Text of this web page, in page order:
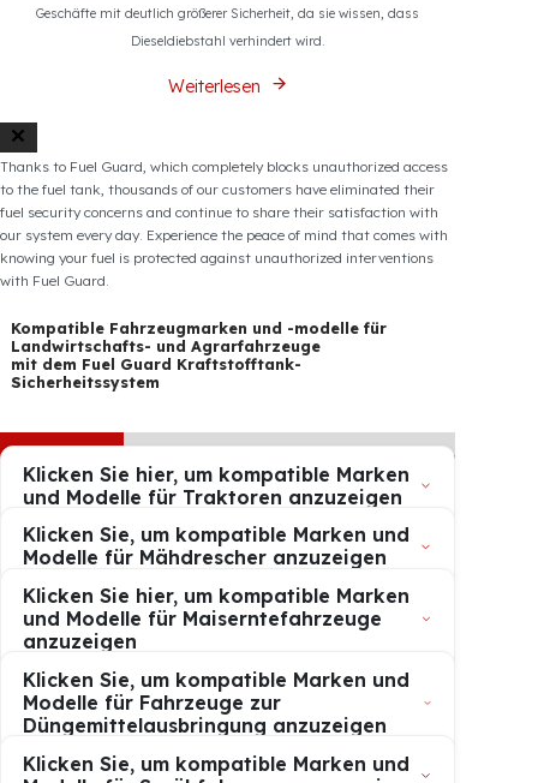
Tank vor dem Risiko von Kraftstoffdiebstahl an Ihren Baumaschinen.
verhindert alle unbefugten Eingriffe am Kraftstofftank.
Fuel Guard
Sorgt für Vertrauen und Kundenzufriedenheit
Geschäfte mit deutlich größerer Sicherheit, da sie wissen, dass
Dieseldiebstahl verhindert wird.
Weiterlesen
to the fuel tank, thousands of our customers have eliminated their
fuel security concerns and continue to share their satisfaction with
our system every day. Experience the peace of mind that comes with
knowing your fuel is protected against unauthorized interventions
with Fuel Guard.
Kompatible Fahrzeugmarken und -modelle für
Landwirtschafts- und Agrarfahrzeuge
mit dem Fuel Guard Kraftstofftank-
Sicherheitssystem